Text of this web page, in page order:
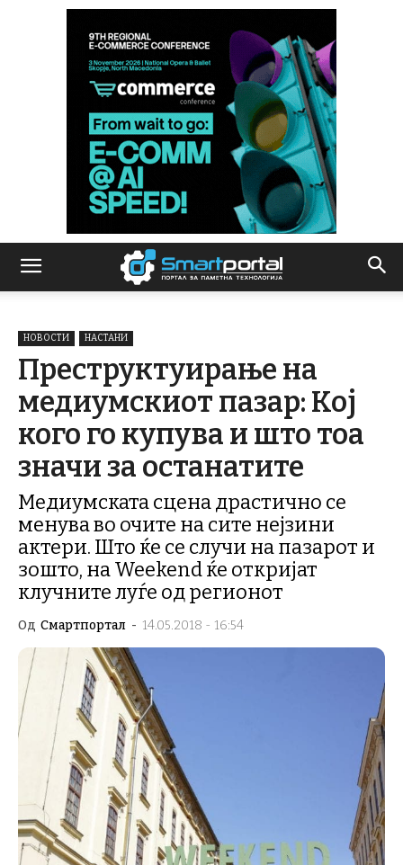
НОВОСТИ НАСТАНИ
Преструктуирање на
медиумскиот пазар: Кој
кого го купува и што тоа
значи за останатите
Медиумската сцена драстично се
менува во очите на сите нејзини
актери. Што ќе се случи на пазарот и
зошто, на Weekend ќе откријат
клучните луѓе од регионот
Од Смартпортал - 14.05.2018 - 16:54